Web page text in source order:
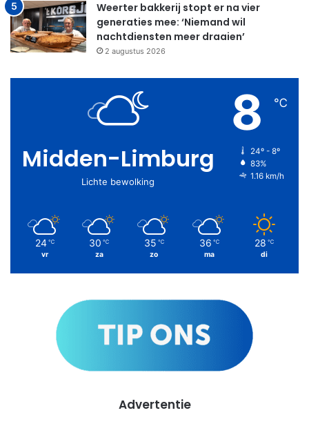
Weerter bakkerij stopt er na vier
generaties mee: ‘Niemand wil
nachtdiensten meer draaien’
2 augustus 2026
Midden-Limburg
Lichte bewolking
8 ℃
24º - 8º
83%
1.16 km/h
24 ℃
vr
30 ℃
za
35 ℃
zo
36 ℃
ma
28 ℃
di
Advertentie